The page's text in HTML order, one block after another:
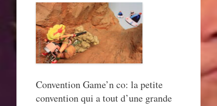
Convention Game’n co: la petite
convention qui a tout d’une grande